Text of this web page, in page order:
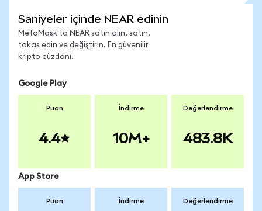
Saniyeler içinde NEAR edinin
MetaMask'ta NEAR satın alın, satın,
takas edin ve değiştirin. En güvenilir
kripto cüzdanı.
Google Play
Puan
4.4
İndirme
10M+
Değerlendirme
483.8K
App Store
Puan İndirme Değerlendirme